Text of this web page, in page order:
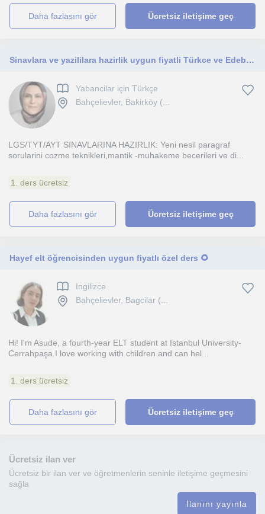
daha fazlasını gör Ücretsiz iletişime geç
Sinavlara ve yazililara hazirlik uygun fiyatli Türkce ve Edebiyat dersleri veriyorum
Yabancilar için Türkçe
Bahçelievler, Bakirköy (...
LGS/TYT/AYT SINAVLARINA HAZIRLIK: Yeni nesil paragraf
sorularini cozme teknikleri,mantik -muhakeme becerileri ve di...
1. ders ücretsiz
daha fazlasını gör Ücretsiz iletişime geç
Hayef elt öğrencisinden uygun fiyatlı özel ders 🌻
Ingilizce
Bahçelievler, Bagcilar (...
Hi! I'm Asude, a fourth-year ELT student at Istanbul University-
Cerrahpaşa.I love working with children and can hel...
1. ders ücretsiz
daha fazlasını gör Ücretsiz iletişime geç
Ücretsiz ilan ver
Ücretsiz bir ilan ver ve öğretmenlerin seninle iletişime geçmesini
sağla
İlanını yayınla